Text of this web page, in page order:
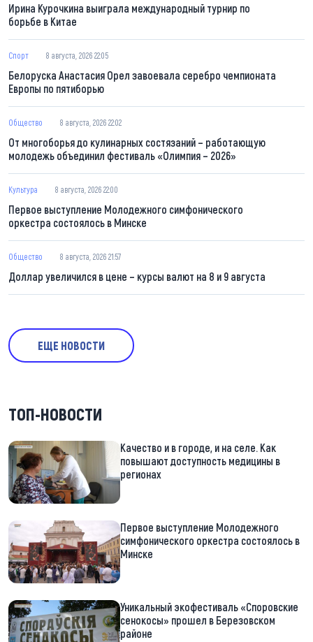
Ирина Курочкина выиграла международный турнир по
борьбе в Китае
Спорт 8 августа, 2026 22:05
Белоруска Анастасия Орел завоевала серебро чемпионата
Европы по пятиборью
Общество 8 августа, 2026 22:02
От многоборья до кулинарных состязаний – работающую
молодежь объединил фестиваль «Олимпия – 2026»
Культура 8 августа, 2026 22:00
Первое выступление Молодежного симфонического
оркестра состоялось в Минске
Общество 8 августа, 2026 21:57
Доллар увеличился в цене – курсы валют на 8 и 9 августа
ЕЩЕ НОВОСТИ
ТОП-НОВОСТИ
Качество и в городе, и на селе. Как
повышают доступность медицины в
регионах
Первое выступление Молодежного
симфонического оркестра состоялось в
Минске
Уникальный экофестиваль «Споровские
сенокосы» прошел в Березовском
районе